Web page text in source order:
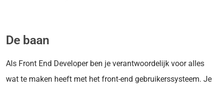
De baan
Als Front End Developer ben je verantwoordelijk voor alles
wat te maken heeft met het front-end gebruikerssysteem. Je